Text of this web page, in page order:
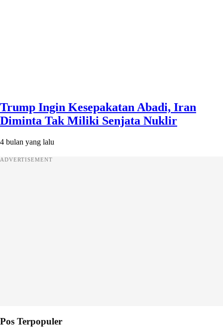
Trump Ingin Kesepakatan Abadi, Iran
Diminta Tak Miliki Senjata Nuklir
4 bulan yang lalu
ADVERTISEMENT
Pos Terpopuler